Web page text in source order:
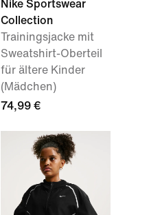
Nike Sportswear
Collection
Trainingsjacke mit
Sweatshirt-Oberteil
für ältere Kinder
(Mädchen)
74,99 €